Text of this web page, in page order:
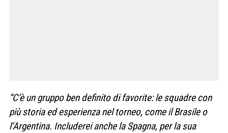
“C’è un gruppo ben definito di favorite: le squadre con
più storia ed esperienza nel torneo, come il Brasile o
l’Argentina. Includerei anche la Spagna, per la sua